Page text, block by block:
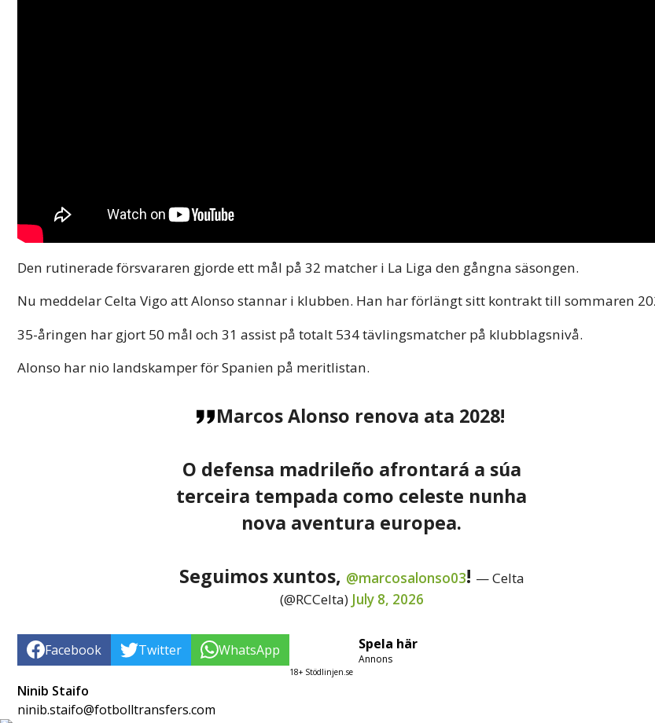
Den rutinerade försvararen gjorde ett mål på 32 matcher i La Liga den gångna säsongen.
Nu meddelar Celta Vigo att Alonso stannar i klubben. Han har förlängt sitt kontrakt till sommaren
35-åringen har gjort 50 mål och 31 assist på totalt 534 tävlingsmatcher på klubblagsnivå.
Alonso har nio landskamper för Spanien på meritlistan.
Marcos Alonso renova ata 2028!
O defensa madrileño afrontará a súa
terceira tempada como celeste nunha
nova aventura europea.
Seguimos xuntos, @marcosalonso03! — Celta
(@RCCelta) July 8, 2026
Facebook Twitter WhatsApp
18+ Stödlinjen.se
Spela här
Annons
Ninib Staifo
ninib.staifo@fotbolltransfers.com